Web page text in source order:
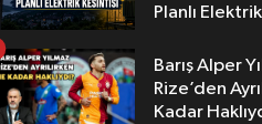
Planlı
Barış Alper
Rize’den
Kadar